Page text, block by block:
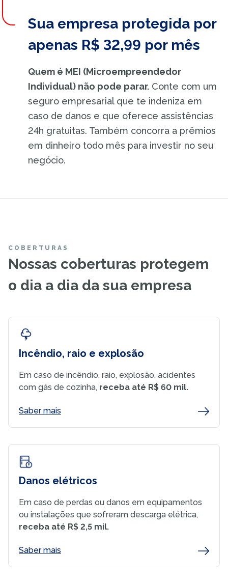
Sua empresa protegida por
apenas R$ 32,99 por mês
Quem é MEI (Microempreendedor
Individual) não pode parar. Conte com um
seguro empresarial que te indeniza em
caso de danos e que oferece assistências
24h gratuitas. Também concorra a prêmios
em dinheiro todo mês para investir no seu
negócio.
COBERTURAS
Nossas coberturas protegem
o dia a dia da sua empresa
Incêndio, raio e explosão
Em caso de incêndio, raio, explosão, acidentes
com gás de cozinha, receba até R$ 60 mil.
Saber mais
Danos elétricos
Em caso de perdas ou danos em equipamentos
ou instalações que sofreram descarga elétrica,
receba até R$ 2,5 mil.
Saber mais